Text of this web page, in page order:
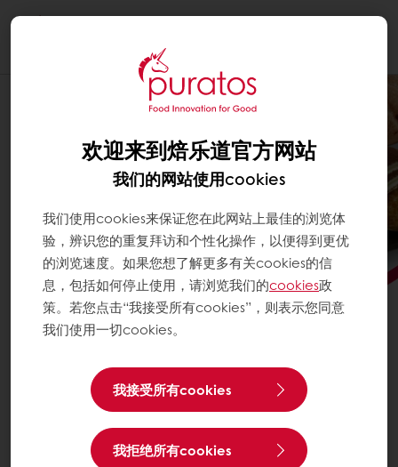
焙乐道泡芙&致柔预拌粉限时大
重磅好物，限时促销
欢迎来到焙乐道官方网站
我们的网站使用cookies
我们使用cookies来保证您在此网站上最佳的浏览体
验，辨识您的重复拜访和个性化操作，以便得到更优
的浏览速度。如果您想了解更多有关cookies的信
息，包括如何停止使用，请浏览我们的cookies政
策。若您点击“我接受所有cookies”，则表示您同意
我们使用一切cookies。
我接受所有cookies
我拒绝所有cookies